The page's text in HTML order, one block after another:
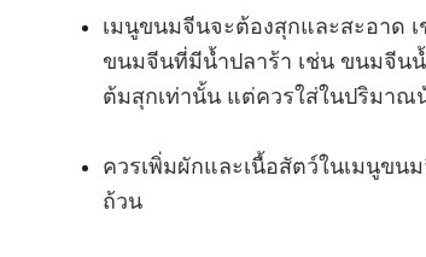
เมนูขนมจีนจะต้องสุกและสะอาด
ขนมจีนที่มีน้ำปลาร้า เช่น ขนมจีน
ต้มสุกเท่านั้น แต่ควรใส่ในปริมาณ
ควรเพิ่มผักและเนื้อสัตว์ในเมนูขน
ถ้วน